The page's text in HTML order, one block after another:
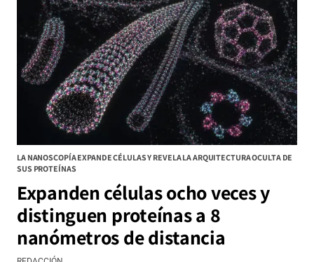
LA NANOSCOPÍA EXPANDE CÉLULAS Y REVELA LA ARQUITECTURA OCULTA DE
SUS PROTEÍNAS
Expanden células ocho veces y
distinguen proteínas a 8
nanómetros de distancia